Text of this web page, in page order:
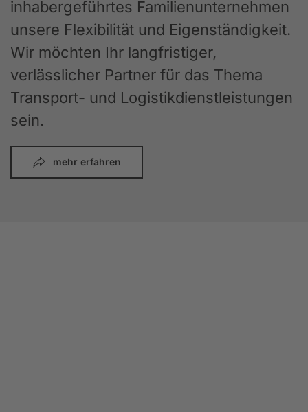
inhabergeführtes Familienunternehmen
unsere Flexibilität und Eigenständigkeit.
Wir möchten Ihr langfristiger,
verlässlicher Partner für das Thema
Transport- und Logistikdienstleistungen
sein.
mehr erfahren